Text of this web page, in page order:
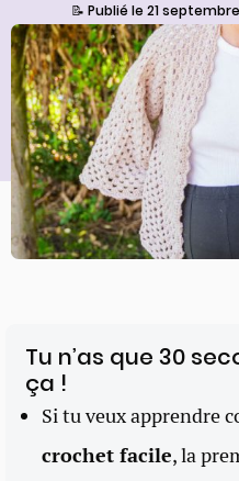
📝 Publié le 21
Tu n’as que 30
ça !
Si tu veux apprendre
crochet facile, la